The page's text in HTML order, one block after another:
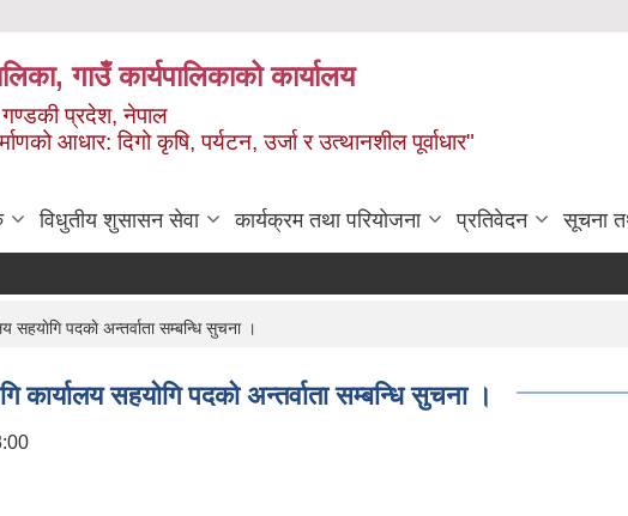
गाउँ कार्यपालिकाको कार्यालय
गण्डकी प्रदेश, नेपाल
आधार: दिगो कृषि, पर्यटन, उर्जा र उत्थानशील पूर्वाधार"
विधुतीय शुसासन सेवा कार्यक्रम तथा परियोजना प्रतिवेदन सूचना
सहयाेगि पदकाे अन्तर्वाता सम्बन्धि सुचना ।
कार्यालय सहयाेगि पदकाे अन्तर्वाता सम्बन्धि सुचना ।